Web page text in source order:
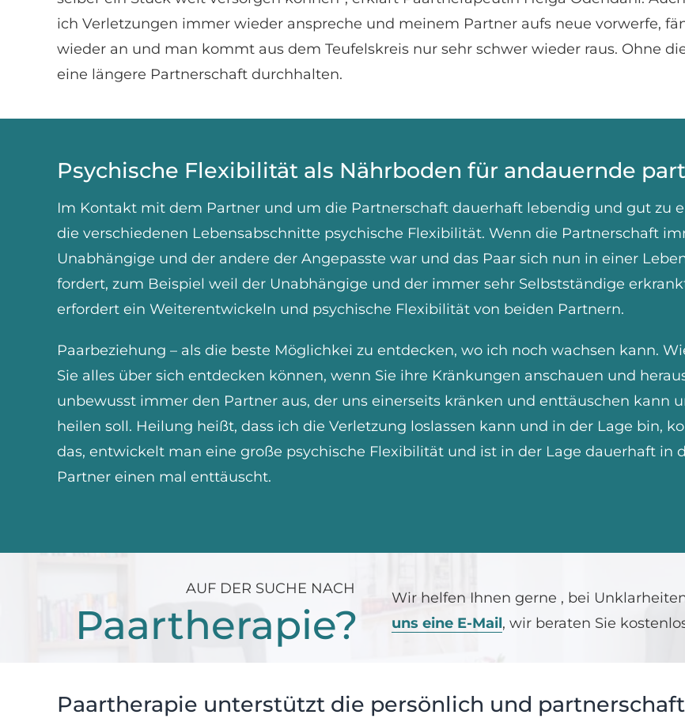
ich Verletzungen immer wieder anspreche und meinem Partner aufs neue vorwerfe,
wieder an und man kommt aus dem Teufelskreis nur sehr schwer wieder raus. Ohne
eine längere Partnerschaft durchhalten.
Psychische Flexibilität als Nährboden für andauernde
Im Kontakt mit dem Partner und um die Partnerschaft dauerhaft lebendig und gut zu
die verschiedenen Lebensabschnitte psychische Flexibilität. Wenn die Partnerschaft
Unabhängige und der andere der Angepasste war und das Paar sich nun in einer
fordert, zum Beispiel weil der Unabhängige und der immer sehr Selbstständige
erfordert ein Weiterentwickeln und psychische Flexibilität von beiden Partnern.
Paarbeziehung – als die beste Möglichkei zu entdecken, wo ich noch wachsen kann.
Sie alles über sich entdecken können, wenn Sie ihre Kränkungen anschauen und
unbewusst immer den Partner aus, der uns einerseits kränken und enttäuschen kann
heilen soll. Heilung heißt, dass ich die Verletzung loslassen kann und in der Lage bin,
das, entwickelt man eine große psychische Flexibilität und ist in der Lage dauerhaft in
Partner einen mal enttäuscht.
AUF DER SUCHE NACH
Paartherapie?
Wir helfen Ihnen gerne , bei
uns eine E-Mail, wir beraten Sie
Paartherapie unterstützt die persönlich und